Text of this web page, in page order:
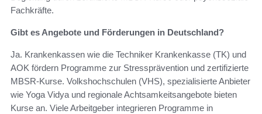
Fachkräfte.
Gibt es Angebote und Förderungen in Deutschland?
Ja. Krankenkassen wie die Techniker Krankenkasse (TK) und
AOK fördern Programme zur Stressprävention und zertifizierte
MBSR‑Kurse. Volkshochschulen (VHS), spezialisierte Anbieter
wie Yoga Vidya und regionale Achtsamkeitsangebote bieten
Kurse an. Viele Arbeitgeber integrieren Programme in